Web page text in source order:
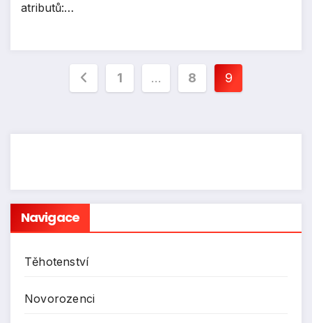
atributů:…
Stránkování
1 … 8 9
Navigace
Těhotenství
Novorozenci